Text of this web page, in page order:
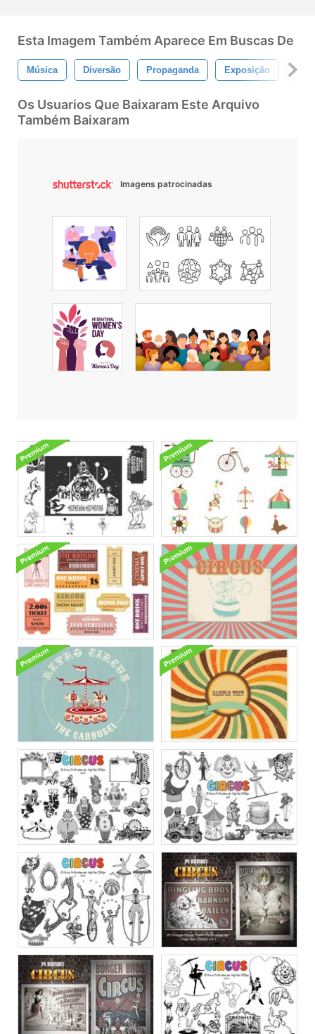
Esta Imagem Também Aparece Em Buscas De
Música Diversão Propaganda Exposição
Os Usuarios Que Baixaram Este Arquivo
Também Baixaram
Imagens patrocinadas